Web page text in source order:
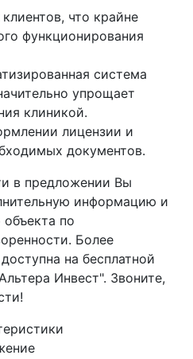
что крайне
функционирования
система
упрощает
клиникой.
лицензии и
документов.
в предложении Вы
информацию и
по
Более
на бесплатной
Инвест". Звоните,